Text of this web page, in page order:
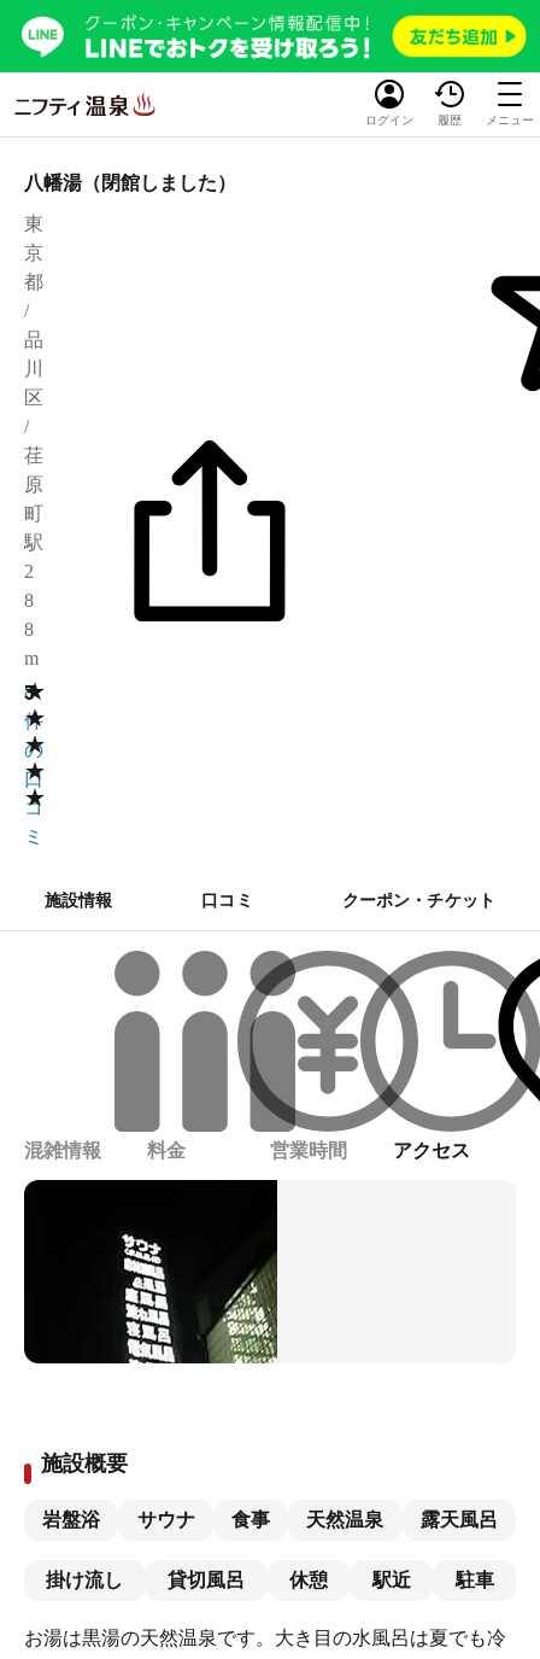
ログイン 履歴 メニュー
八幡湯（閉館しました）
東
京
都
/
品
川
区
/
荏
原
町
駅
2
8
8
m
★
★
★
★
★
3
8
件
の
口
コ
ミ
施設情報 口コミ クーポン・チケット
混雑情報 料金 営業時間 アクセス
施設概要
岩盤浴 サウナ 食事 天然温泉 露天風呂
掛け流し 貸切風呂 休憩 駅近 駐車
お湯は黒湯の天然温泉です。大き目の水風呂は夏でも冷